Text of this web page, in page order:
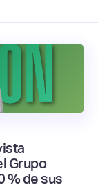
Grupo
% de sus